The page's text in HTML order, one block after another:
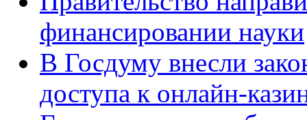
финансировании науки
В Госдуму внесли
доступа к онлайн-